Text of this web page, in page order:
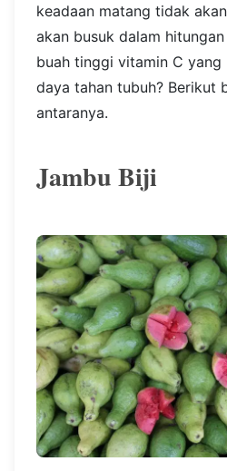
keadaan matang tidak
akan busuk dalam hitungan
buah tinggi vitamin C yang
daya tahan tubuh? Berikut
antaranya.
Jambu Biji